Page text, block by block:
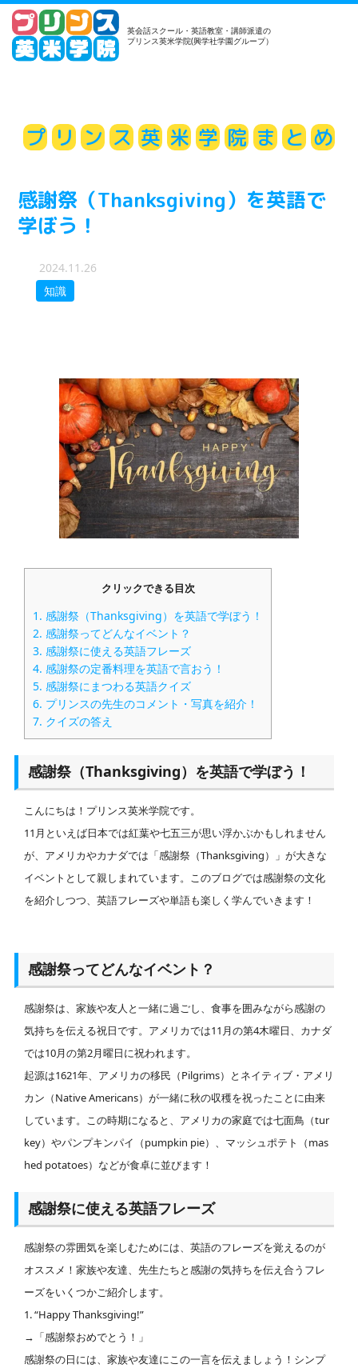
英会話スクール・英語教室・講師派遣の
プリンス英米学院(興学社学園グループ）
プ リ ン ス 英 米 学 院 ま と め
感謝祭（Thanksgiving）を英語で
学ぼう！
2024.11.26
知識
クリックできる目次
1. 感謝祭（Thanksgiving）を英語で学ぼう！
2. 感謝祭ってどんなイベント？
3. 感謝祭に使える英語フレーズ
4. 感謝祭の定番料理を英語で言おう！
5. 感謝祭にまつわる英語クイズ
6. プリンスの先生のコメント・写真を紹介！
7. クイズの答え
感謝祭（Thanksgiving）を英語で学ぼう！
こんにちは！プリンス英米学院です。
11月といえば日本では紅葉や七五三が思い浮かぶかもしれません
が、アメリカやカナダでは「感謝祭（Thanksgiving）」が大きな
イベントとして親しまれています。このブログでは感謝祭の文化
を紹介しつつ、英語フレーズや単語も楽しく学んでいきます！
感謝祭ってどんなイベント？
感謝祭は、家族や友人と一緒に過ごし、食事を囲みながら感謝の
気持ちを伝える祝日です。アメリカでは11月の第4木曜日、カナダ
では10月の第2月曜日に祝われます。
起源は1621年、アメリカの移民（Pilgrims）とネイティブ・アメリ
カン（Native Americans）が一緒に秋の収穫を祝ったことに由来
しています。この時期になると、アメリカの家庭では七面鳥（tur
key）やパンプキンパイ（pumpkin pie）、マッシュポテト（mas
hed potatoes）などが食卓に並びます！
感謝祭に使える英語フレーズ
感謝祭の雰囲気を楽しむためには、英語のフレーズを覚えるのが
オススメ！家族や友達、先生たちと感謝の気持ちを伝え合うフレ
ーズをいくつかご紹介します。
1. “Happy Thanksgiving!”
→「感謝祭おめでとう！」
感謝祭の日には、家族や友達にこの一言を伝えましょう！シンプ